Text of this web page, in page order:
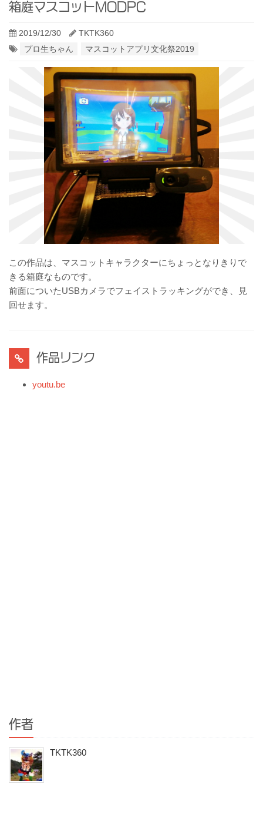
箱庭マスコットMODPC
2019/12/30
TKTK360
プロ生ちゃん
マスコットアプリ文化祭2019
この作品は、マスコットキャラクターにちょっとなりきりで
きる箱庭なものです。
前面についたUSBカメラでフェイストラッキングができ、見
回せます。
作品リンク
youtu.be
作者
TKTK360